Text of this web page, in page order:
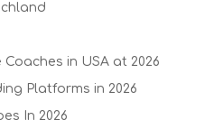
in USA at 2026
Platforms in 2026
In 2026